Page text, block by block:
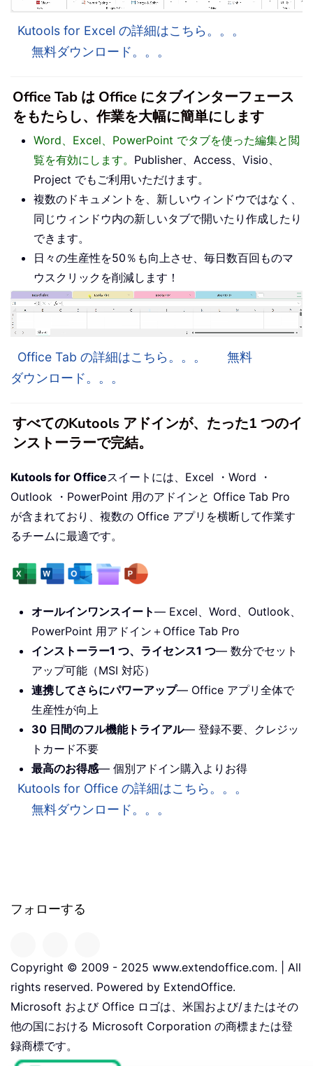
Kutools for Excel の詳細はこちら。。。
無料ダウンロード。。。
Office Tab は Office にタブインターフェース
をもたらし、作業を大幅に簡単にします
Word、Excel、PowerPoint でタブを使った編集と閲
覧を有効にします。 Publisher、Access、Visio、
Project でもご利用いただけます。
複数のドキュメントを、新しいウィンドウではなく、
同じウィンドウ内の新しいタブで開いたり作成したり
できます。
日々の生産性を50％も向上させ、毎日数百回ものマ
ウスクリックを削減します！
Office Tab の詳細はこちら。。。
無料
ダウンロード。。。
すべてのKutools アドインが、たった1 つのイ
ンストーラーで完結。
Kutools for Officeスイートには、Excel ・Word ・
Outlook ・PowerPoint 用のアドインと Office Tab Pro
が含まれており、複数の Office アプリを横断して作業す
るチームに最適です。
オールインワンスイート— Excel、Word、Outlook、
PowerPoint 用アドイン＋Office Tab Pro
インストーラー1 つ、ライセンス1 つ— 数分でセット
アップ可能（MSI 対応）
連携してさらにパワーアップ— Office アプリ全体で
生産性が向上
30 日間のフル機能トライアル— 登録不要、クレジッ
トカード不要
最高のお得感— 個別アドイン購入よりお得
Kutools for Office の詳細はこちら。。。
無料ダウンロード。。。
フォローする
Copyright © 2009 - 2025 www.extendoffice.com. | All
rights reserved. Powered by ExtendOffice.
Microsoft および Office ロゴは、米国および/またはその
他の国における Microsoft Corporation の商標または登
録商標です。